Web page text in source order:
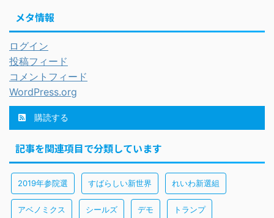
メタ情報
ログイン
投稿フィード
コメントフィード
WordPress.org
購読する
記事を関連項目で分類しています
2019年参院選 すばらしい新世界 れいわ新選組
アベノミクス シールズ デモ トランプ